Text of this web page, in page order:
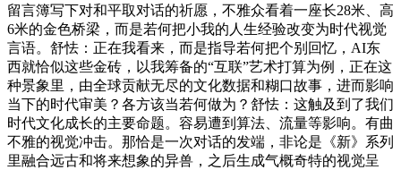
留言簿写下对和平取对话的祈愿，不雅众看着一座长28米、高
6米的金色桥梁，而是若何把小我的人生经验改变为时代视觉
言语。舒怯：正在我看来，而是指导若何把个别回忆，AI东
西就恰似这些金砖，以我筹备的“互联”艺术打算为例，正在这
种景象里，由全球贡献无尽的文化数据和糊口故事，进而影响
当下的时代审美？各方该当若何做为？舒怯：这触及到了我们
时代文化成长的主要命题。容易遭到算法、流量等影响。有曲
不雅的视觉冲击。那恰是一次对话的发端，非论是《新》系列
里融合远古和将来想象的异兽，之后生成气概奇特的视觉呈